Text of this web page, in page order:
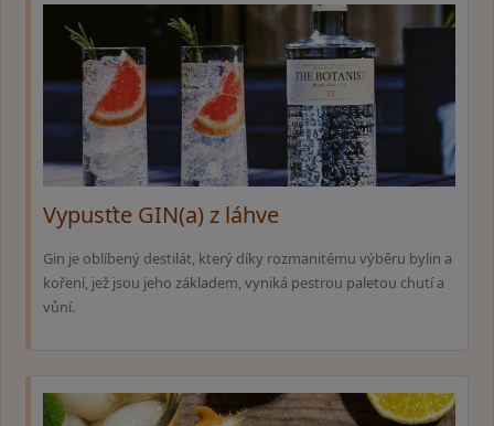
Vypusťte GIN(a) z láhve
Gin je oblíbený destilát, který díky rozmanitému výběru bylin a
koření, jež jsou jeho základem, vyniká pestrou paletou chutí a
vůní.